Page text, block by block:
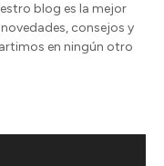
blog es la mejor
consejos y
en ningún otro